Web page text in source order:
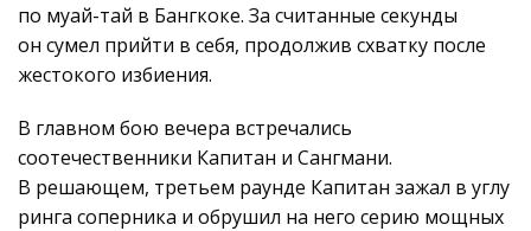
по муай-тай в Бангкоке. За считанные секунды
он сумел прийти в себя, продолжив схватку после
жестокого избиения.
В главном бою вечера встречались
соотечественники Капитан и Сангмани.
В решающем, третьем раунде Капитан зажал в углу
ринга соперника и обрушил на него серию мощных